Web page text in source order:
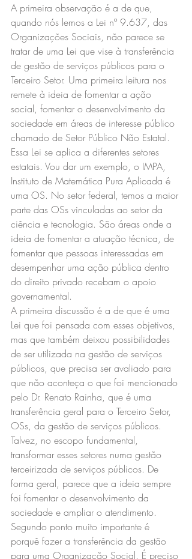
A primeira observação é a de que,
quando nós lemos a Lei nº 9.637, das
Organizações Sociais, não parece se
tratar de uma Lei que vise à transferência
de gestão de serviços públicos para o
Terceiro Setor. Uma primeira leitura nos
remete à ideia de fomentar a ação
social, fomentar o desenvolvimento da
sociedade em áreas de interesse público
chamado de Setor Público Não Estatal.
Essa Lei se aplica a diferentes setores
estatais. Vou dar um exemplo, o IMPA,
Instituto de Matemática Pura Aplicada é
uma OS. No setor federal, temos a maior
parte das OSs vinculadas ao setor da
ciência e tecnologia. São áreas onde a
ideia de fomentar a atuação técnica, de
fomentar que pessoas interessadas em
desempenhar uma ação pública dentro
do direito privado recebam o apoio
governamental.
A primeira discussão é a de que é uma
Lei que foi pensada com esses objetivos,
mas que também deixou possibilidades
de ser utilizada na gestão de serviços
públicos, que precisa ser avaliado para
que não aconteça o que foi mencionado
pelo Dr. Renato Rainha, que é uma
transferência geral para o Terceiro Setor,
OSs, da gestão de serviços públicos.
Talvez, no escopo fundamental,
transformar esses setores numa gestão
terceirizada de serviços públicos. De
forma geral, parece que a ideia sempre
foi fomentar o desenvolvimento da
sociedade e ampliar o atendimento.
Segundo ponto muito importante é
porquê fazer a transferência da gestão
para uma Organização Social. É preciso